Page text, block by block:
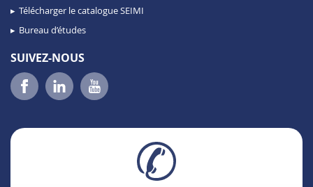
Télécharger le catalogue SEIMI
Bureau d’études
SUIVEZ-NOUS